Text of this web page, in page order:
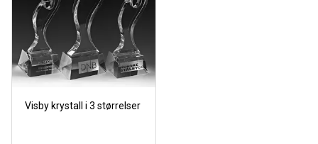
Visby krystall i 3 størrelser